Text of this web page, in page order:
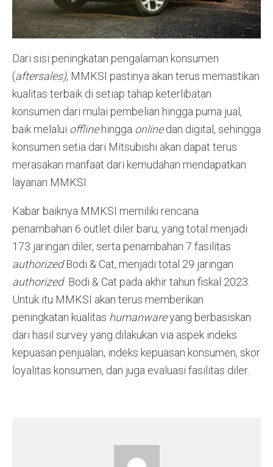
Dari sisi peningkatan pengalaman konsumen
(aftersales), MMKSI pastinya akan terus memastikan
kualitas terbaik di setiap tahap keterlibatan
konsumen dari mulai pembelian hingga purna jual,
baik melalui offlinehingga onlinedan digital, sehingga
konsumen setia dari Mitsubishi akan dapat terus
merasakan manfaat dari kemudahan mendapatkan
layanan MMKSI.
Kabar baiknya MMKSI memiliki rencana
penambahan 6 outlet diler baru, yang total menjadi
173 jaringan diler, serta penambahan 7 fasilitas
authorizedBodi & Cat, menjadi total 29 jaringan
authorized Bodi & Cat pada akhir tahun fiskal 2023.
Untuk itu MMKSI akan terus memberikan
peningkatan kualitas humanwareyang berbasiskan
dari hasil survey yang dilakukan via aspek indeks
kepuasan penjualan, indeks kepuasan konsumen, skor
loyalitas konsumen, dan juga evaluasi fasilitas diler.